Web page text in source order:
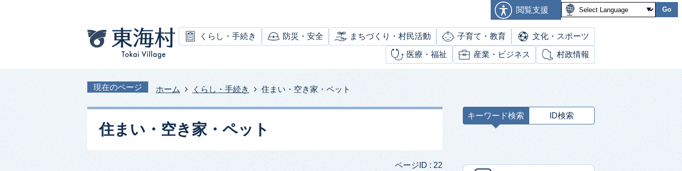
閲覧支援 Go
くらし・手続き 防災・安全 まちづくり・村民活動 子育て・教育 文化・スポーツ
医療・福祉 産業・ビジネス 村政情報
現在のページ ホーム くらし・手続き 住まい・空き家・ペット
住まい・空き家・ペット
ページID : 22
キーワード検索 ID検索
ー